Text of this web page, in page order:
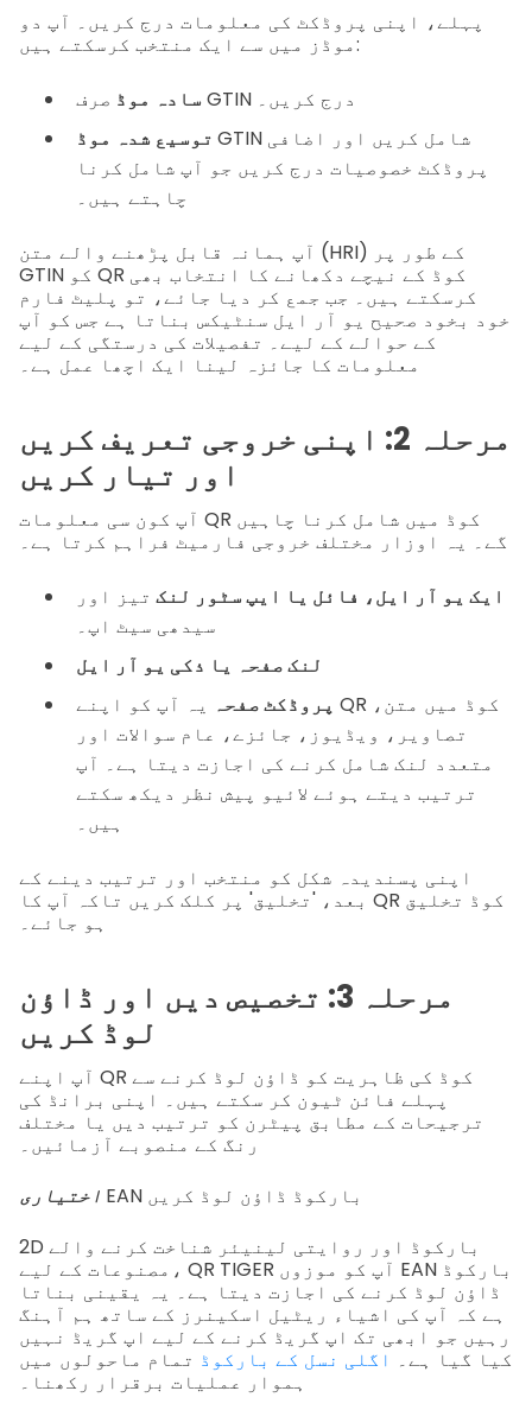
پہلے، اپنی پروڈکٹ کی معلومات درج کریں۔ آپ دو
موڈز میں سے ایک منتخب کرسکتے ہیں:
سادہ موڈ
صرف GTIN درج کریں۔
GTIN شامل کریں اور اضافی
پروڈکٹ خصوصیات درج کریں جو آپ شامل کرنا
چاہتے ہیں۔
آپ ہمانہ قابل پڑھنے والے متن (HRI) کے طور پر
GTIN کو QR کوڈ کے نیچے دکھانے کا انتخاب بھی
کرسکتے ہیں۔ جب جمع کر دیا جائے، تو پلیٹ فارم
خود بخود صحیح یو آر ایل سنٹیکس بناتا ہے جس کو آپ
کے حوالے کے لیے۔ تفصیلات کی درستگی کے لیے
معلومات کا جائزہ لینا ایک اچھا عمل ہے۔
مرحلہ 2: اپنی خروجی تعریف کریں
اور تیار کریں
آپ کون سی معلومات QR کوڈ میں شامل کرنا چاہیں
گے۔ یہ اوزار مختلف خروجی فارمیٹ فراہم کرتا ہے۔
ایک یو آر ایل، فائل یا ایپ سٹور لنک تیز اور
سیدھی سیٹ اپ۔
لنک صفحہ یا ذکی یو آر ایل
پروڈکٹ صفحہ یہ آپ کو اپنے QR کوڈ میں متن،
تصاویر، ویڈیوز، جائزے، عام سوالات اور
متعدد لنک شامل کرنے کی اجازت دیتا ہے۔ آپ
ترتیب دیتے ہوئے لائیو پیش نظر دیکھ سکتے
ہیں۔
اپنی پسندیدہ شکل کو منتخب اور ترتیب دینے کے
بعد، 'تخلیق' پر کلک کریں تاکہ آپ کا QR کوڈ تخلیق
ہو جائے۔
مرحلہ 3: تخصیص دیں اور ڈاؤن
لوڈ کریں
آپ اپنے QR کوڈ کی ظاہریت کو ڈاؤن لوڈ کرنے سے
پہلے فائن ٹیون کر سکتے ہیں۔ اپنی برانڈ کی
ترجیحات کے مطابق پیٹرن کو ترتیب دیں یا مختلف
رنگ کے منصوبے آزمائیں۔
EAN بارکوڈ ڈاؤن لوڈ کریں
2D بارکوڈ اور روایتی لینیئر شناخت کرنے والے
مصنوعات کے لیے، QR TIGER آپ کو موزوں EAN بارکوڈ
ڈاؤن لوڈ کرنے کی اجازت دیتا ہے۔ یہ یقینی بناتا
ہے کہ آپ کی اشیاء ریٹیل اسکینرز کے ساتھ ہم آہنگ
رہیں جو ابھی تک اپ گریڈ کرنے کے لیے اپ گریڈ نہیں
کیا گیا ہے۔ اگلی نسل کے بارکوڈ تمام ماحولوں میں
ہموار عملیات برقرار رکھنا۔